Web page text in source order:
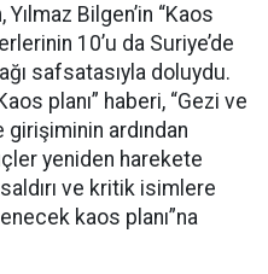
Bilgen’in “Kaos
10’u da Suriye’de
safsatasıyla doluydu.
planı” haberi, “Gezi ve
girişiminin ardından
yeniden harekete
ve kritik isimlere
kaos planı”na